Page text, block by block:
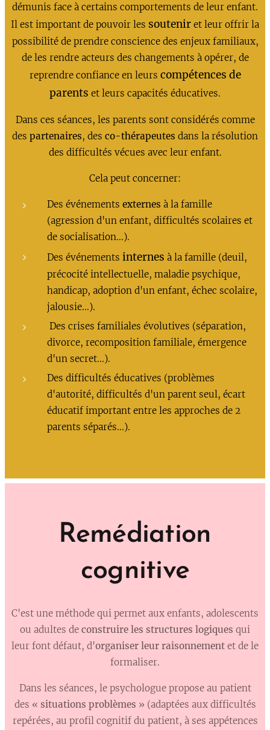
démunis face à certains comportements de leur enfant.
Il est important de pouvoir les soutenir et leur offrir la
possibilité de prendre conscience des enjeux familiaux,
de les rendre acteurs des changements à opérer, de
reprendre confiance en leurs compétences de
parents et leurs capacités éducatives.
Dans ces séances, les parents sont considérés comme
des partenaires, des co-thérapeutes dans la résolution
des difficultés vécues avec leur enfant.
Cela peut concerner:
Des événements externes à la famille
(agression d'un enfant, difficultés scolaires et
de socialisation...).
Des événements internes à la famille (deuil,
précocité intellectuelle, maladie psychique,
handicap, adoption d'un enfant, échec scolaire,
jalousie...).
Des crises familiales évolutives (séparation,
divorce, recomposition familiale, émergence
d'un secret...).
Des difficultés éducatives (problèmes
d'autorité, difficultés d'un parent seul, écart
éducatif important entre les approches de 2
parents séparés...).
Remédiation
cognitive
C'est une méthode qui permet aux enfants, adolescents
ou adultes de construire les structures logiques qui
leur font défaut, d'organiser leur raisonnement et de le
formaliser.
Dans les séances, le psychologue propose au patient
des « situations problèmes » (adaptées aux difficultés
repérées, au profil cognitif du patient, à ses appétences